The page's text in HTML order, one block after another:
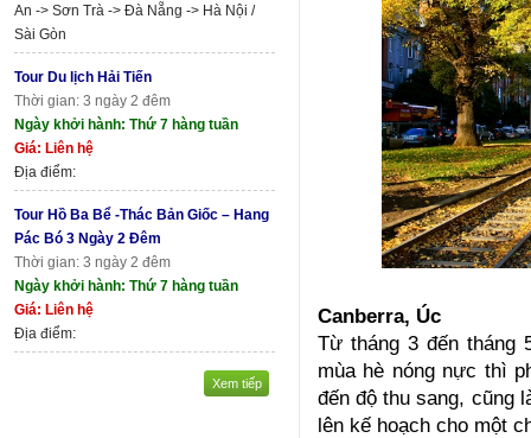
An -> Sơn Trà -> Đà Nẵng -> Hà Nội /
Sài Gòn
Tour Du lịch Hải Tiến
Thời gian: 3 ngày 2 đêm
Ngày khởi hành: Thứ 7 hàng tuần
Giá: Liên hệ
Địa điểm:
Tour Hồ Ba Bể -Thác Bản Giốc – Hang
Pác Bó 3 Ngày 2 Đêm
Thời gian: 3 ngày 2 đêm
Ngày khởi hành: Thứ 7 hàng tuần
Giá: Liên hệ
Địa điểm:
Xem tiếp
Canberra, Úc
Từ tháng 3 đến
mùa hè nóng nực thì
đến độ thu sang, cũng
lên kế hoạch cho một